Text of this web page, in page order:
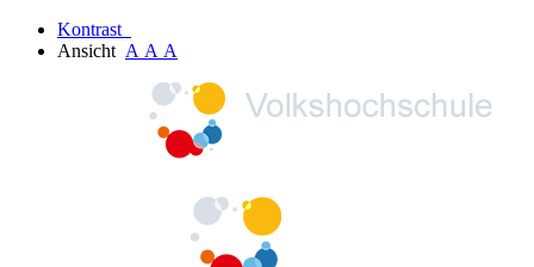
Kontrast
Ansicht A A A